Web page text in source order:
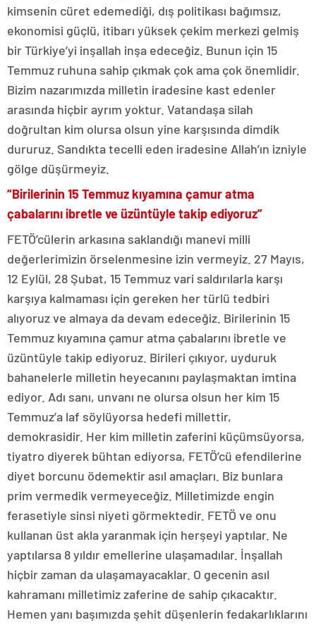
kimsenin cüret edemediği, dış politikası bağımsız,
ekonomisi güçlü, itibarı yüksek çekim merkezi gelmiş
bir Türkiye’yi inşallah inşa edeceğiz. Bunun için 15
Temmuz ruhuna sahip çıkmak çok ama çok önemlidir.
Bizim nazarımızda milletin iradesine kast edenler
arasında hiçbir ayrım yoktur. Vatandaşa silah
doğrultan kim olursa olsun yine karşısında dimdik
dururuz. Sandıkta tecelli eden iradesine Allah’ın izniyle
gölge düşürmeyiz.
“Birilerinin 15 Temmuz kıyamına çamur atma
çabalarını ibretle ve üzüntüyle takip ediyoruz”
FETÖ’cülerin arkasına saklandığı manevi milli
değerlerimizin örselenmesine izin vermeyiz. 27 Mayıs,
12 Eylül, 28 Şubat, 15 Temmuz vari saldırılarla karşı
karşıya kalmaması için gereken her türlü tedbiri
alıyoruz ve almaya da devam edeceğiz. Birilerinin 15
Temmuz kıyamına çamur atma çabalarını ibretle ve
üzüntüyle takip ediyoruz. Birileri çıkıyor, uyduruk
bahanelerle milletin heyecanını paylaşmaktan imtina
ediyor. Adı sanı, unvanı ne olursa olsun her kim 15
Temmuz’a laf söylüyorsa hedefi millettir,
demokrasidir. Her kim milletin zaferini küçümsüyorsa,
tiyatro diyerek bühtan ediyorsa, FETÖ’cü efendilerine
diyet borcunu ödemektir asıl amaçları. Biz bunlara
prim vermedik vermeyeceğiz. Milletimizde engin
ferasetiyle sinsi niyeti görmektedir. FETÖ ve onu
kullanan üst akla yaranmak için herşeyi yaptılar. Ne
yaptılarsa 8 yıldır emellerine ulaşamadılar. İnşallah
hiçbir zaman da ulaşamayacaklar. O gecenin asıl
kahramanı milletimiz zaferine de sahip çıkacaktır.
Hemen yanı başımızda şehit düşenlerin fedakarlıklarını